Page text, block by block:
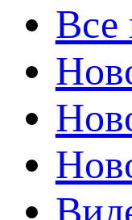
Все